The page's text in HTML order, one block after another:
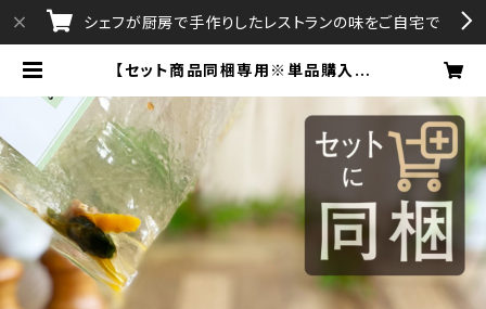
シェフが厨房で手作りしたレストランの味をご自宅で
【セット商品同梱専用※単品購入不
ーノソース | aAttA・Gratissimo